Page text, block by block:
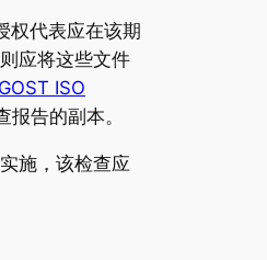
权代表应在该期
应将这些文件
GOST ISO
告的副本。
施，该检查应